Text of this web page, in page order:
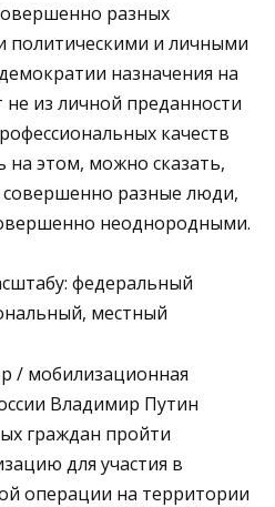
разных
политическими и личными
назначения на
из личной преданности
качеств
на этом, можно сказать,
совершенно разные люди,
неоднородными.
федеральный
местный
/ мобилизационная
Владимир Путин
граждан пройти
для участия в
операции на территории